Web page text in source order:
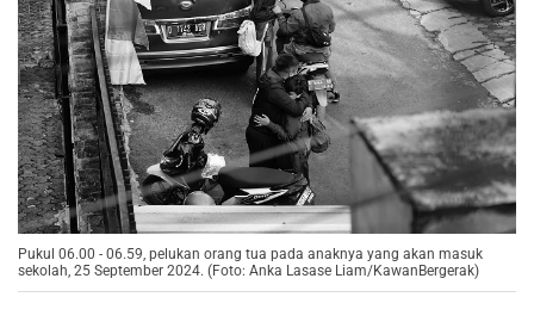
Pukul 06.00 - 06.59, pelukan orang tua pada anaknya yang akan masuk
sekolah, 25 September 2024. (Foto: Anka Lasase Liam/KawanBergerak)